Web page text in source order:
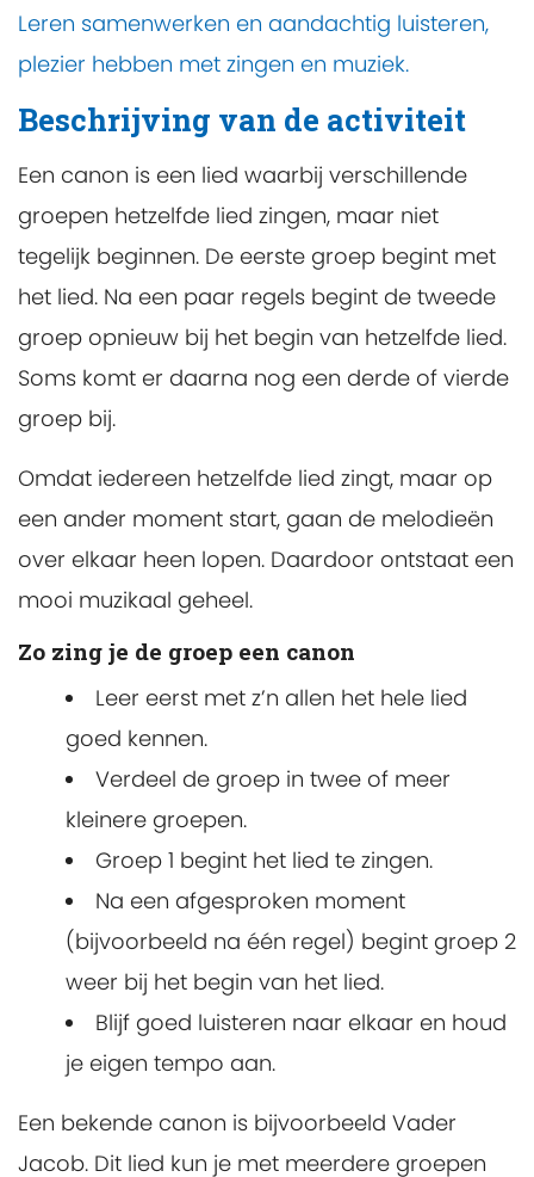
Leren samenwerken en aandachtig luisteren,
plezier hebben met zingen en muziek.
Beschrijving van de activiteit
Een canon is een lied waarbij verschillende
groepen hetzelfde lied zingen, maar niet
tegelijk beginnen. De eerste groep begint met
het lied. Na een paar regels begint de tweede
groep opnieuw bij het begin van hetzelfde lied.
Soms komt er daarna nog een derde of vierde
groep bij.
Omdat iedereen hetzelfde lied zingt, maar op
een ander moment start, gaan de melodieën
over elkaar heen lopen. Daardoor ontstaat een
mooi muzikaal geheel.
Zo zing je de groep een canon
Leer eerst met z’n allen het hele lied
goed kennen.
Verdeel de groep in twee of meer
kleinere groepen.
Groep 1 begint het lied te zingen.
Na een afgesproken moment
(bijvoorbeeld na één regel) begint groep 2
weer bij het begin van het lied.
Blijf goed luisteren naar elkaar en houd
je eigen tempo aan.
Een bekende canon is bijvoorbeeld Vader
Jacob. Dit lied kun je met meerdere groepen